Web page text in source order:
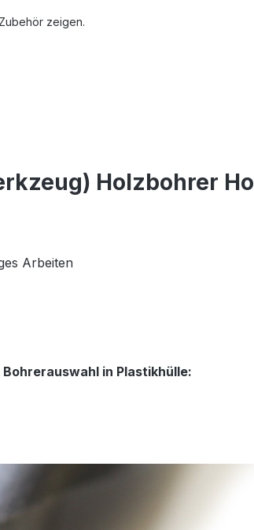
zeigen.
Holzbohrer
Arbeiten
in Plastikhülle: